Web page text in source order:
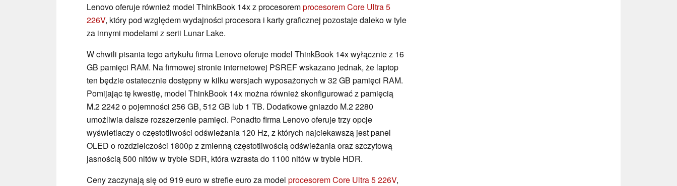
Lenovo oferuje również model ThinkBook 14x z procesoremprocesorem Core Ultra 5
226V, który pod względem wydajności procesora i karty graficznej pozostaje daleko w tyle
za innymi modelami z serii Lunar Lake.
W chwili pisania tego artykułu firma Lenovo oferuje model ThinkBook 14x wyłącznie z 16
GB pamięci RAM. Na firmowej stronie internetowej PSREF wskazano jednak, że laptop
ten będzie ostatecznie dostępny w kilku wersjach wyposażonych w 32 GB pamięci RAM.
Pomijając tę kwestię, model ThinkBook 14x można również skonfigurować z pamięcią
M.2 2242 o pojemności 256 GB, 512 GB lub 1 TB. Dodatkowe gniazdo M.2 2280
umożliwia dalsze rozszerzenie pamięci. Ponadto firma Lenovo oferuje trzy opcje
wyświetlaczy o częstotliwości odświeżania 120 Hz, z których najciekawszą jest panel
OLED o rozdzielczości 1800p z zmienną częstotliwością odświeżania oraz szczytową
jasnością 500 nitów w trybie SDR, która wzrasta do 1100 nitów w trybie HDR.
Ceny zaczynają się od 919 euro w strefie euro za model procesorem Core Ultra 5 226V,